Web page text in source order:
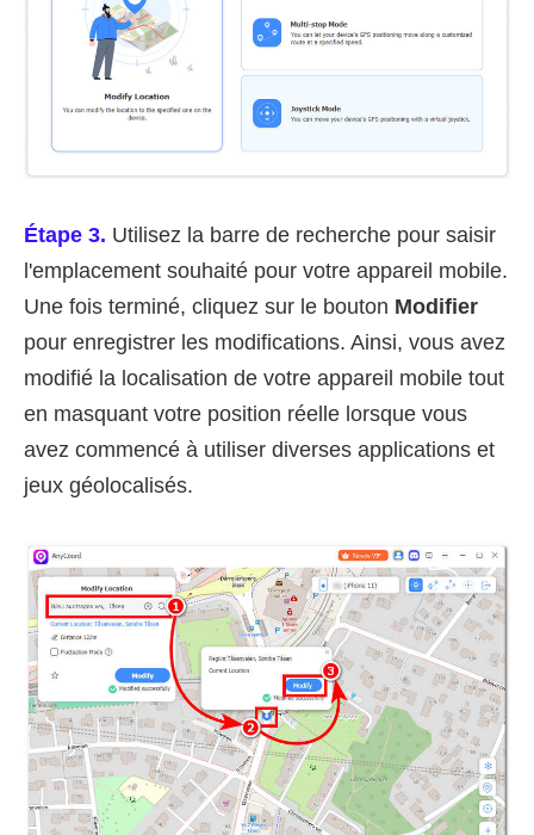
Étape 3. Utilisez la barre de recherche pour saisir
l'emplacement souhaité pour votre appareil mobile.
Une fois terminé, cliquez sur le bouton Modifier
pour enregistrer les modifications. Ainsi, vous avez
modifié la localisation de votre appareil mobile tout
en masquant votre position réelle lorsque vous
avez commencé à utiliser diverses applications et
jeux géolocalisés.